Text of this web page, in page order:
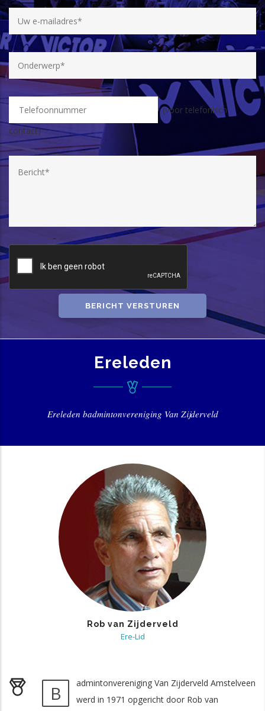
(voor telefonisch
contact)
Ereleden
Ereleden badmintonvereniging Van Zijderveld
Rob van Zijderveld
Ere-Lid
B
admintonvereniging Van Zijderveld Amstelveen
werd in 1971 opgericht door Rob van